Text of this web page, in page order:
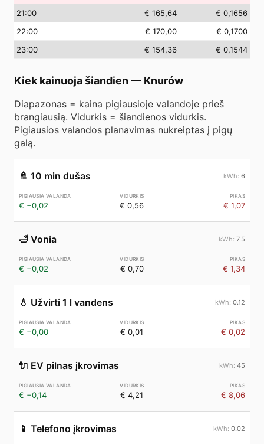
21:00 € 165,64
€ 0,1656
22:00 € 170,00
€ 0,1700
23:00 € 154,36 € 0,1544
Kiek kainuoja šiandien — Knurów
Diapazonas = kaina pigiausioje valandoje prieš
brangiausią. Vidurkis = šiandienos vidurkis.
Pigiausios valandos planavimas nukreiptas į pigų
galą.
🚿 10 min dušas 6
€ −0,02 € 0,56 € 1,07
🛁 Vonia 7.5
€ −0,02 € 0,70 € 1,34
💧 Užvirti 1 l vandens 0.12
€ −0,00 € 0,01 € 0,02
🔌 EV pilnas įkrovimas 45
€ −0,14 € 4,21 € 8,06
📱 Telefono įkrovimas 0.02